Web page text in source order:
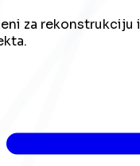
za rekonstrukciju